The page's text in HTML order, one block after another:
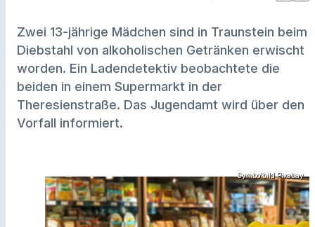
Zwei 13-jährige Mädchen sind in Traunstein beim
Diebstahl von alkoholischen Getränken erwischt
worden. Ein Ladendetektiv beobachtete die
beiden in einem Supermarkt in der
Theresienstraße. Das Jugendamt wird über den
Vorfall informiert.
Symbolbild Pixabay